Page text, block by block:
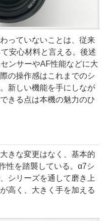
っていないことは、従来
安心材料と言える。後述
ンサーやAF性能などに大
の操作感はこれまでのシ
新しい機能を手にしなが
きる点は本機の魅力のひ
きな変更はなく、基本的
性を踏襲している。α7シ
シリーズを通して磨き上
高く、大きく手を加える